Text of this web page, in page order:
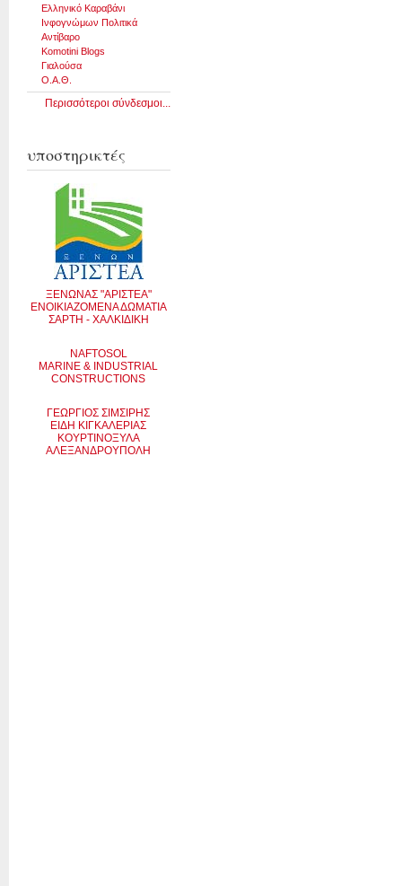
Ελληνικό Καραβάνι
Ινφογνώμων Πολιτικά
Αντίβαρο
Komotini Blogs
Γιαλούσα
Ο.Α.Θ.
Περισσότεροι σύνδεσμοι...
υποστηρικτές
ΞΕΝΩΝΑΣ "ΑΡΙΣΤΕΑ"
ΕΝΟΙΚΙΑΖΟΜΕΝΑ ΔΩΜΑΤΙΑ
ΣΑΡΤΗ - ΧΑΛΚΙΔΙΚΗ
NAFTOSOL
MARINE & INDUSTRIAL
CONSTRUCTIONS
ΓΕΩΡΓΙΟΣ ΣΙΜΣΙΡΗΣ
ΕΙΔΗ ΚΙΓΚΑΛΕΡΙΑΣ
ΚΟΥΡΤΙΝΟΞΥΛΑ
ΑΛΕΞΑΝΔΡΟΥΠΟΛΗ